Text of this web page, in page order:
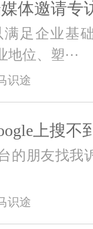
足企业基
位、塑···
识途
的朋友找我
识途